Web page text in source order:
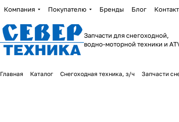
Компания Покупателю Бренды Блог
Запчасти для снегоходной,
водно-моторной техники и
Главная Каталог Снегоходная техника, з/ч Запчасти